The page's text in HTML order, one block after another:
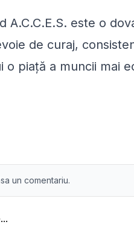
A.C.C.E.S. este o
de curaj,
o piață a muncii mai
un comentariu.